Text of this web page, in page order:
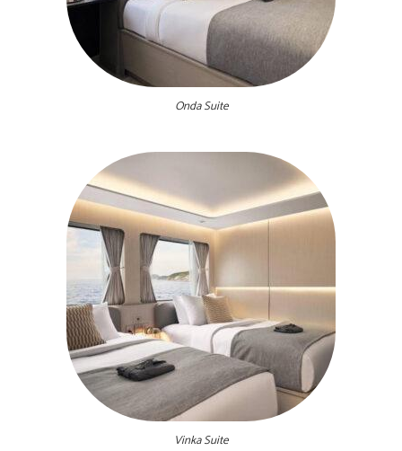
Onda Suite
Vinka Suite